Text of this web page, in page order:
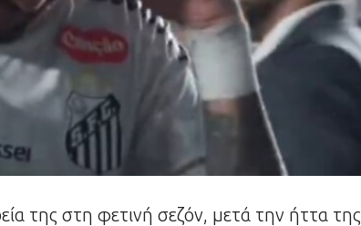
της στη φετινή σεζόν, μετά την ήττα της